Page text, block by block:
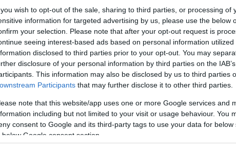
wish to opt-out of the sale, sharing to third parties, or processing of
information for targeted advertising by us, please use the below
your selection. Please note that after your opt-out request is
seeing interest-based ads based on personal information
disclosed to third parties prior to your opt-out. You may
disclosure of your personal information by third parties on the
This information may also be disclosed by us to third parties
Participants that may further disclose it to other third parties.
note that this website/app uses one or more Google services and
including but not limited to your visit or usage behaviour. You
consent to Google and its third-party tags to use your data for below
below Google consent section.